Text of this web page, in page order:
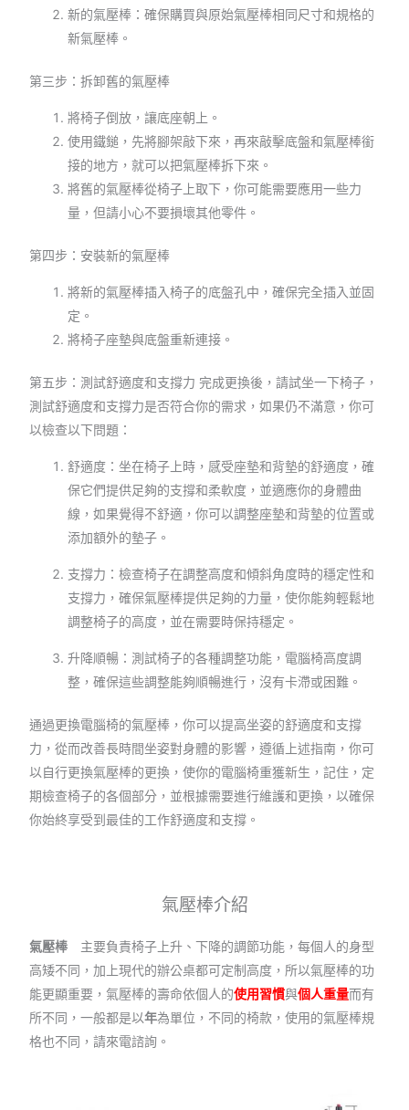
新的氣壓棒：確保購買與原始氣壓棒相同尺寸和規格的
新氣壓棒。
第三步：拆卸舊的氣壓棒
將椅子倒放，讓底座朝上。
使用鐵鎚，先將腳架敲下來，再來敲擊底盤和氣壓棒銜
接的地方，就可以把氣壓棒拆下來。
將舊的氣壓棒從椅子上取下，你可能需要應用一些力
量，但請小心不要損壞其他零件。
第四步：安裝新的氣壓棒
將新的氣壓棒插入椅子的底盤孔中，確保完全插入並固
定。
將椅子座墊與底盤重新連接。
第五步：測試舒適度和支撐力 完成更換後，請試坐一下椅子，
測試舒適度和支撐力是否符合你的需求，如果仍不滿意，你可
以檢查以下問題：
舒適度：坐在椅子上時，感受座墊和背墊的舒適度，確
保它們提供足夠的支撐和柔軟度，並適應你的身體曲
線，如果覺得不舒適，你可以調整座墊和背墊的位置或
添加額外的墊子。
支撐力：檢查椅子在調整高度和傾斜角度時的穩定性和
支撐力，確保氣壓棒提供足夠的力量，使你能夠輕鬆地
調整椅子的高度，並在需要時保持穩定。
升降順暢：測試椅子的各種調整功能，電腦椅高度調
整，確保這些調整能夠順暢進行，沒有卡滯或困難。
通過更換電腦椅的氣壓棒，你可以提高坐姿的舒適度和支撐
力，從而改善長時間坐姿對身體的影響，遵循上述指南，你可
以自行更換氣壓棒的更換，使你的電腦椅重獲新生，記住，定
期檢查椅子的各個部分，並根據需要進行維護和更換，以確保
你始終享受到最佳的工作舒適度和支撐。
氣壓棒介紹
氣壓棒主要負責椅子上升、下降的調節功能，每個人的身型
高矮不同，加上現代的辦公桌都可定制高度，所以氣壓棒的功
能更顯重要，氣壓棒的壽命依個人的使用習慣與個人重量而有
所不同，一般都是以年為單位，不同的椅款，使用的氣壓棒規
格也不同，請來電諮詢。